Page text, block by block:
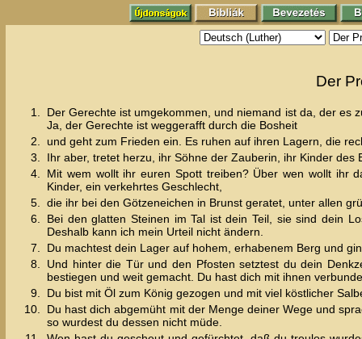
Der
1.
Der Gerechte ist umgekommen, und niemand ist da, der es
Ja, der Gerechte ist weggerafft durch die Bosheit
2.
und geht zum Frieden ein. Es ruhen auf ihren Lagern, die
3.
Ihr aber, tretet herzu, ihr Söhne der Zauberin, ihr Kinder des
4.
Mit wem wollt ihr euren Spott treiben? Über wen wollt ihr
Kinder, ein verkehrtes Geschlecht,
5.
die ihr bei den Götzeneichen in Brunst geratet, unter allen
6.
Bei den glatten Steinen im Tal ist dein Teil, sie sind dein
Deshalb kann ich mein Urteil nicht ändern.
7.
Du machtest dein Lager auf hohem, erhabenem Berg und
8.
Und hinter die Tür und den Pfosten setztest du dein
bestiegen und weit gemacht. Du hast dich mit ihnen
9.
Du bist mit Öl zum König gezogen und mit viel köstlicher
10.
Du hast dich abgemüht mit der Menge deiner Wege und
so wurdest du dessen nicht müde.